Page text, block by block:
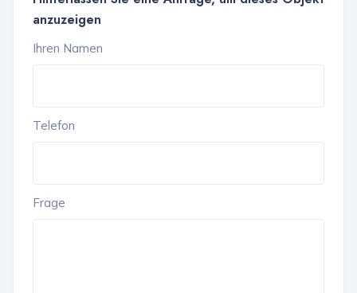
anzuzeigen
Ihren Namen
Telefon
Frage